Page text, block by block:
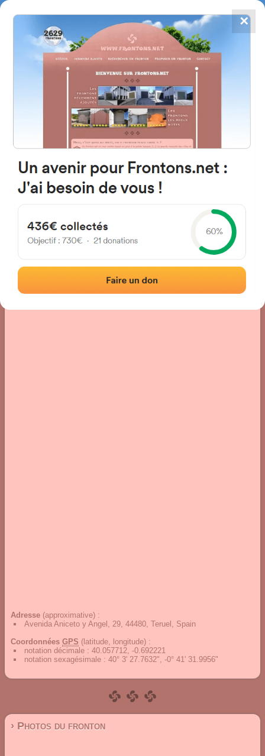
FRONTONS.NET
RECHERCHER UN FRONTON
PROPOSER UN FRONTON
4867
frontons
44480 Teruel Spain
Avenida Aniceto y Angel 29
Photos Commentaires et avis
Adresse (approximative) :
Avenida Aniceto y Angel, 29, 44480, Teruel, Spain
Coordonnées GPS (latitude, longitude) :
notation décimale : 40.057712, -0.692221
notation sexagésimale : 40° 3' 27.7632", -0° 41' 31.9956"
› Photos du fronton
✕